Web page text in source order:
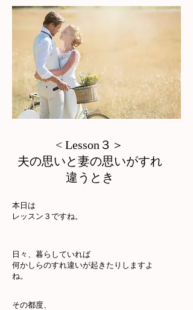
​​< Lesson３ ＞
夫の思いと妻の思いがすれ
違うとき
本日は
レッスン３ですね。
日々、暮らしていれば
何かしらのすれ違いが起きたりしますよ
ね。
その都度、